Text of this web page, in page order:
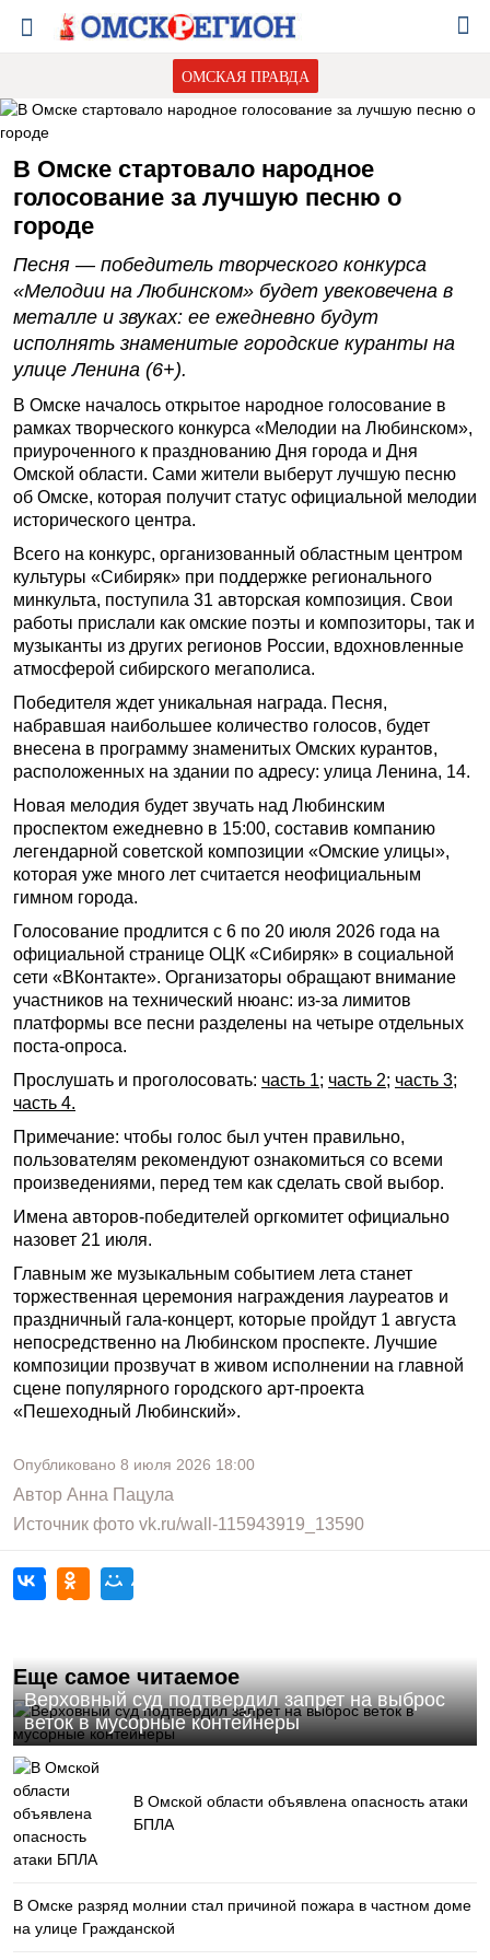
ОМСКАЯ ПРАВДА
В Омске стартовало народное
голосование за лучшую песню о
городе
Песня — победитель творческого конкурса
«Мелодии на Любинском» будет увековечена в
металле и звуках: ее ежедневно будут
исполнять знаменитые городские куранты на
улице Ленина (6+).
В Омске началось открытое народное голосование в
рамках творческого конкурса «Мелодии на Любинском»,
приуроченного к празднованию Дня города и Дня
Омской области. Сами жители выберут лучшую песню
об Омске, которая получит статус официальной мелодии
исторического центра.
Всего на конкурс, организованный областным центром
культуры «Сибиряк» при поддержке регионального
минкульта, поступила 31 авторская композиция. Свои
работы прислали как омские поэты и композиторы, так и
музыканты из других регионов России, вдохновленные
атмосферой сибирского мегаполиса.
Победителя ждет уникальная награда. Песня,
набравшая наибольшее количество голосов, будет
внесена в программу знаменитых Омских курантов,
расположенных на здании по адресу: улица Ленина, 14.
Новая мелодия будет звучать над Любинским
проспектом ежедневно в 15:00, составив компанию
легендарной советской композиции «Омские улицы»,
которая уже много лет считается неофициальным
гимном города.
Голосование продлится с 6 по 20 июля 2026 года на
официальной странице ОЦК «Сибиряк» в социальной
сети «ВКонтакте». Организаторы обращают внимание
участников на технический нюанс: из-за лимитов
платформы все песни разделены на четыре отдельных
поста-опроса.
Прослушать и проголосовать: часть 1; часть 2; часть 3;
часть 4.
Примечание: чтобы голос был учтен правильно,
пользователям рекомендуют ознакомиться со всеми
произведениями, перед тем как сделать свой выбор.
Имена авторов-победителей оргкомитет официально
назовет 21 июля.
Главным же музыкальным событием лета станет
торжественная церемония награждения лауреатов и
праздничный гала-концерт, которые пройдут 1 августа
непосредственно на Любинском проспекте. Лучшие
композиции прозвучат в живом исполнении на главной
сцене популярного городского арт-проекта
«Пешеходный Любинский».
Опубликовано 8 июля 2026 18:00
Автор Анна Пацула
Источник фото vk.ru/wall-115943919_13590
Еще самое читаемое
Верховный суд подтвердил запрет на выброс
веток в мусорные контейнеры
В Омской области объявлена опасность атаки
БПЛА
В Омске разряд молнии стал причиной пожара в частном доме
на улице Гражданской